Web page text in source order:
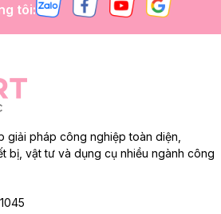
tôi:
giải pháp công nghiệp toàn diện,
bị, vật tư và dụng cụ nhiều ngành công